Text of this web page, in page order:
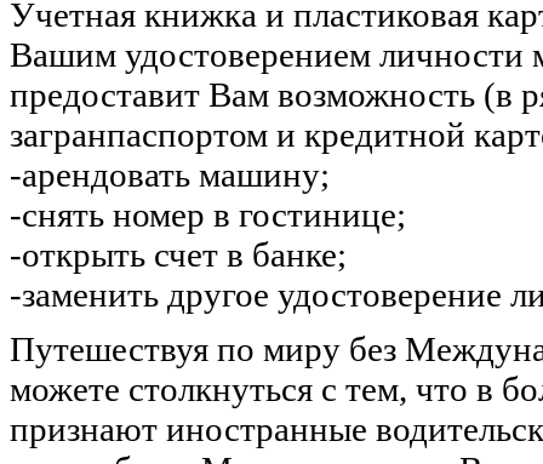
Учетная книжка и пластиковая
Вашим удостоверением личности
предоставит Вам возможность (в
загранпаспортом и кредитной
-арендовать машину;
-снять номер в гостинице;
-открыть счет в банке;
-заменить другое удостоверение
Путешествуя по миру без
можете столкнуться с тем, что в
признают иностранные